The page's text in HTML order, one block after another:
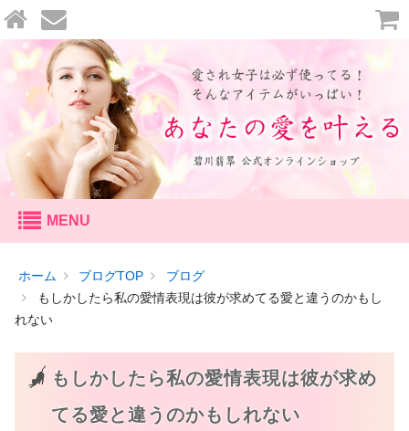
個人セッション
鑑定
天命鑑定
ホーム ブログTOP
ブログ
もしかしたら私の愛情表現は彼が求めてる愛と違うのかもし
れない
もしかしたら私の愛情表現は彼が求め
てる愛と違うのかもしれない